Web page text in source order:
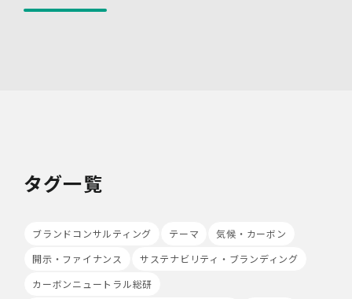
・ 個人情報の取扱状況について定期的な点検及び監査を
す。
・個人データを取り扱う機器、電子媒体及び書類等の盗難
・事務所内外の移動を含め、個人情報を取り扱う機器、電
しないよう措置を実施いたします。
・アクセス制御を実施して、担当者及び取扱う個人情報
タグ一覧
ブランドコンサルティング テーマ
気候・カーボン
開示・ファイナンス
サステナビリティ・ブランディング
カーボンニュートラル総研